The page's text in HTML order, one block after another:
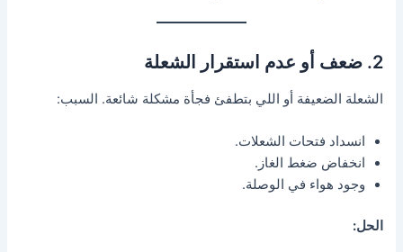
2. ضعف أو عدم استقرار الشعلة
الشعلة الضعيفة أو اللي بتطفئ فجأة مشكلة شائعة. السبب:
انسداد فتحات الشعلات.
انخفاض ضغط الغاز.
وجود هواء في الوصلة.
الحل: